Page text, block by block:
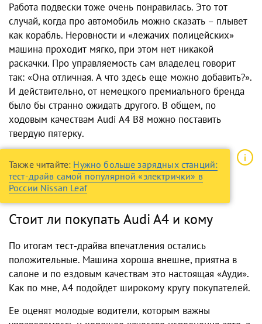
Работа подвески тоже очень понравилась. Это тот
случай, когда про автомобиль можно сказать – плывет
как корабль. Неровности и «лежачих полицейских»
машина проходит мягко, при этом нет никакой
раскачки. Про управляемость сам владелец говорит
так: «Она отличная. А что здесь еще можно добавить?».
И действительно, от немецкого премиального бренда
было бы странно ожидать другого. В общем, по
ходовым качествам Audi A4 B8 можно поставить
твердую пятерку.
Также читайте: Нужно больше зарядных станций:
тест-драйв самой популярной «электрички» в
России Nissan Leaf
Стоит ли покупать Audi A4 и кому
По итогам тест-драйва впечатления остались
положительные. Машина хороша внешне, приятна в
салоне и по ездовым качествам это настоящая «Ауди».
Как по мне, А4 подойдет широкому кругу покупателей.
Ее оценят молодые водители, которым важны